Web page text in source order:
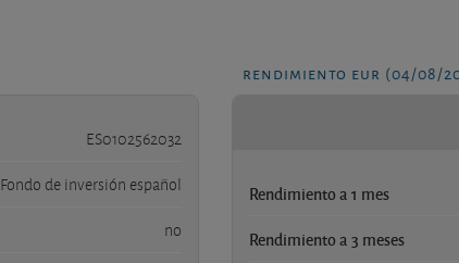
ES0102562032
Fondo de inversión español
no
rendimiento eur (04/08/
Rendimiento a 1 mes
Rendimiento a 3 meses